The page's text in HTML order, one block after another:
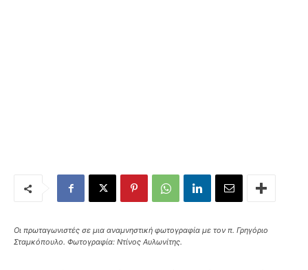
Οι πρωταγωνιστές σε μια αναμνηστική φωτογραφία με τον π. Γρηγόριο
Σταμκόπουλο. Φωτογραφία: Ντίνος Αυλωνίτης.